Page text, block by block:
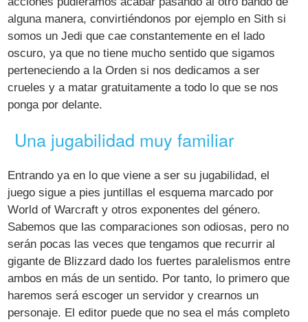
alguna manera, convirtiéndonos por ejemplo en Sith si
somos un Jedi que cae constantemente en el lado
oscuro, ya que no tiene mucho sentido que sigamos
perteneciendo a la Orden si nos dedicamos a ser
crueles y a matar gratuitamente a todo lo que se nos
ponga por delante.
Una jugabilidad muy familiar
Entrando ya en lo que viene a ser su jugabilidad, el
juego sigue a pies juntillas el esquema marcado por
World of Warcraft y otros exponentes del género.
Sabemos que las comparaciones son odiosas, pero no
serán pocas las veces que tengamos que recurrir al
gigante de Blizzard dado los fuertes paralelismos entre
ambos en más de un sentido. Por tanto, lo primero que
haremos será escoger un servidor y crearnos un
personaje. El editor puede que no sea el más completo